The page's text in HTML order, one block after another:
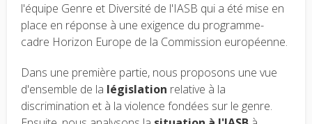
l'équipe Genre et Diversité de l'IASB qui a été mise en
place en réponse à une exigence du programme-
cadre Horizon Europe de la Commission européenne.
Dans une première partie, nous proposons une vue
d'ensemble de la législation relative à la
discrimination et à la violence fondées sur le genre.